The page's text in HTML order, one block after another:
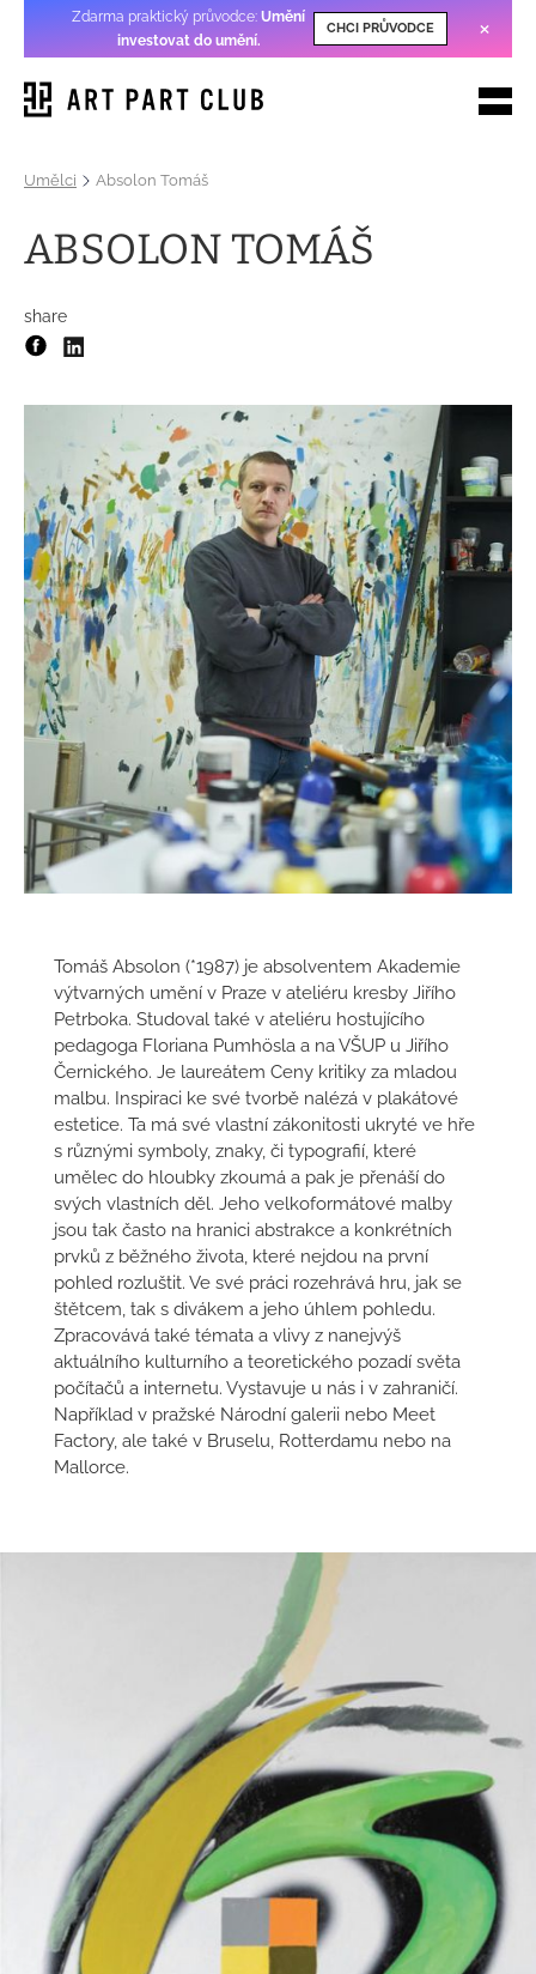
Zdarma praktický průvodce:Umění
investovat do umění.
CHCI PRŮVODCE ×
Umělci Absolon Tomáš
ABSOLON TOMÁŠ
share
Tomáš Absolon (*1987) je absolventem Akademie
výtvarných umění v Praze v ateliéru kresby Jiřího
Petrboka. Studoval také v ateliéru hostujícího
pedagoga Floriana Pumhösla a na VŠUP u Jiřího
Černického. Je laureátem Ceny kritiky za mladou
malbu. Inspiraci ke své tvorbě nalézá v plakátové
estetice. Ta má své vlastní zákonitosti ukryté ve hře
s různými symboly, znaky, či typografií, které
umělec do hloubky zkoumá a pak je přenáší do
svých vlastních děl. Jeho velkoformátové malby
jsou tak často na hranici abstrakce a konkrétních
prvků z běžného života, které nejdou na první
pohled rozluštit. Ve své práci rozehrává hru, jak se
štětcem, tak s divákem a jeho úhlem pohledu.
Zpracovává také témata a vlivy z nanejvýš
aktuálního kulturního a teoretického pozadí světa
počítačů a internetu. Vystavuje u nás i v zahraničí.
Například v pražské Národní galerii nebo Meet
Factory, ale také v Bruselu, Rotterdamu nebo na
Mallorce.